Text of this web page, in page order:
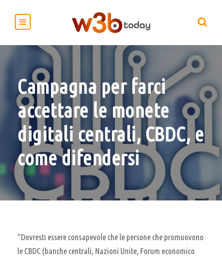
Campagna per farci
accettare le monete
digitali centrali, CBDC, e
come difendersi
“Dovresti essere consapevole che le persone che promuovono
le CBDC (banche centrali, Nazioni Unite, Forum economico